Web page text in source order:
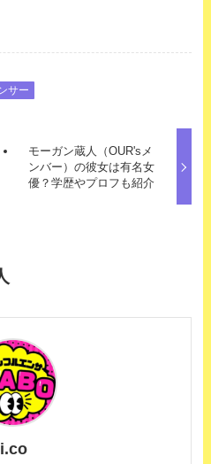
サー
モーガン蔵人（OUR'sメ
ンバー）の彼女は有名女
優？学歴やプロフも紹介
i.co